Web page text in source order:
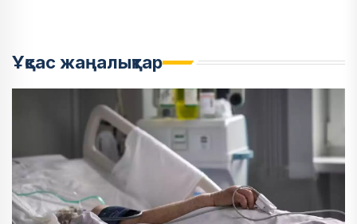
Ұқсас жаңалықтар